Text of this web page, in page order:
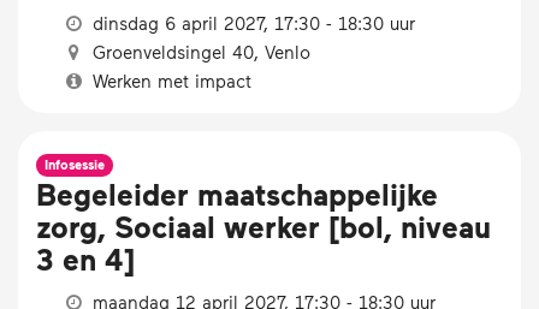
dinsdag 6 april 2027, 17:30 - 18:30 uur
Groenveldsingel 40, Venlo
Werken met impact
Infosessie
Begeleider maatschappelijke
zorg, Sociaal werker [bol, niveau
3 en 4]
maandag 12 april 2027, 17:30 - 18:30 uur